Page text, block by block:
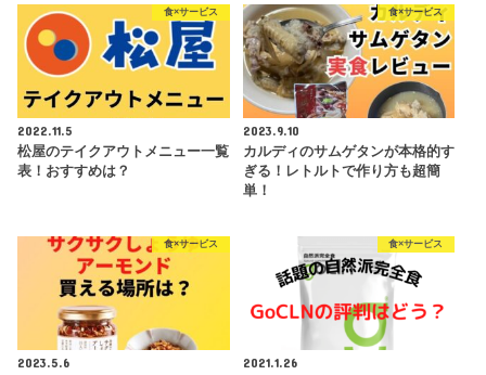
食×サービス
2022.11.5
松屋のテイクアウトメニュー一覧
表！おすすめは？
食×サービス
2023.9.10
カルディのサムゲタンが本格的す
ぎる！レトルトで作り方も超簡
単！
食×サービス
2023.5.6
食×サービス
2021.1.26